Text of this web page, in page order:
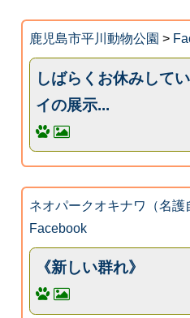
鹿児島市平川動物公園 >
しばらくお休みして
イの展示...
ネオパークオキナワ（名護
Facebook
《新しい群れ》